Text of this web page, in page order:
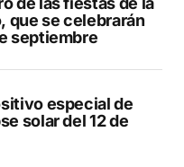
que se celebrarán
septiembre
especial de
solar del 12 de